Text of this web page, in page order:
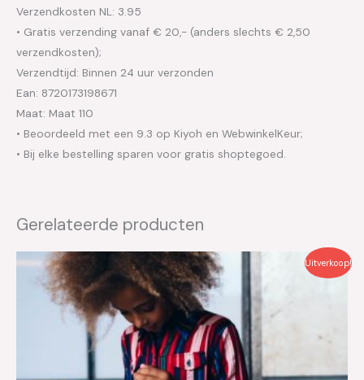
Verzendkosten NL: 3.95
• Gratis verzending vanaf € 20,- (anders slechts € 2,50
verzendkosten);
Verzendtijd: Binnen 24 uur verzonden
Ean: 8720173198671
Maat: Maat 110
• Beoordeeld met een 9.3 op Kiyoh en WebwinkelKeur;
• Bij elke bestelling sparen voor gratis shoptegoed.
Gerelateerde producten
Uitverkoop!
Oorspronkelijke
prijs
was:
€44.99.
Huidige
prijs
is:
€22.50.